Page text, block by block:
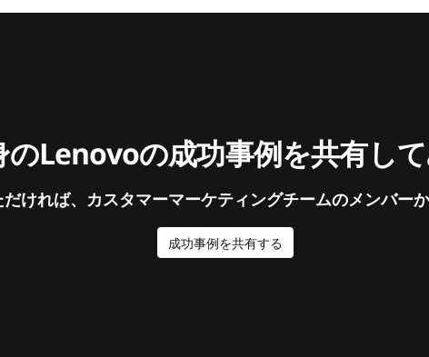
のLenovoの成功事例を共有し
ければ、カスタマーマーケティングチームのメンバー
成功事例を共有する